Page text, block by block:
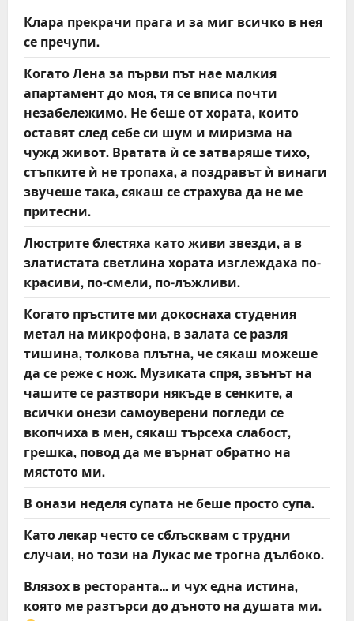
Клара прекрачи прага и за миг всичко в нея
се пречупи.
Когато Лена за първи път нае малкия
апартамент до моя, тя се вписа почти
незабележимо. Не беше от хората, които
оставят след себе си шум и миризма на
чужд живот. Вратата ѝ се затваряше тихо,
стъпките ѝ не тропаха, а поздравът ѝ винаги
звучеше така, сякаш се страхува да не ме
притесни.
Люстрите блестяха като живи звезди, а в
златистата светлина хората изглеждаха по-
красиви, по-смели, по-лъжливи.
Когато пръстите ми докоснаха студения
метал на микрофона, в залата се разля
тишина, толкова плътна, че сякаш можеше
да се реже с нож. Музиката спря, звънът на
чашите се разтвори някъде в сенките, а
всички онези самоуверени погледи се
вкопчиха в мен, сякаш търсеха слабост,
грешка, повод да ме върнат обратно на
мястото ми.
В онази неделя супата не беше просто супа.
Като лекар често се сблъсквам с трудни
случаи, но този на Лукас ме трогна дълбоко.
Влязох в ресторанта… и чух една истина,
която ме разтърси до дъното на душата ми.